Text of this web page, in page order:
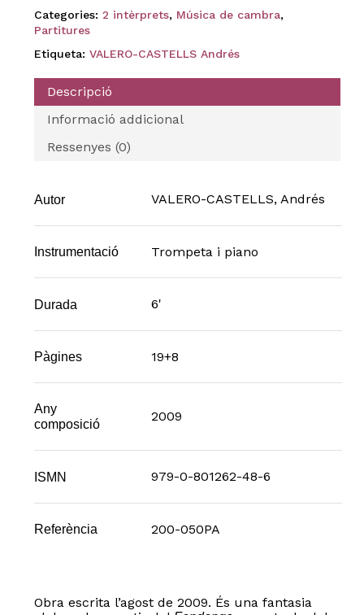
Categories: 2 intèrprets, Música de cambra,
Partitures
Etiqueta: VALERO-CASTELLS Andrés
Descripció
Informació addicional
Ressenyes (0)
Autor VALERO-CASTELLS, Andrés
Instrumentació Trompeta i piano
Durada 6'
Pàgines 19+8
Any
composició
2009
ISMN 979-0-801262-48-6
Referència 200-050PA
Obra escrita l’agost de 2009. És una fantasia